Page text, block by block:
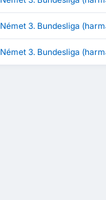
Német 3. Bundesliga
Német 3. Bundesliga